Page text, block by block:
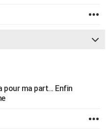
pour ma part... Enfin